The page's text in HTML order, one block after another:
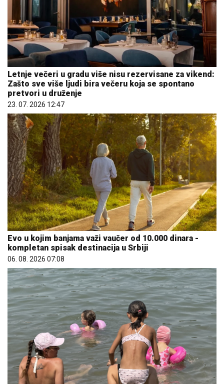
Letnje večeri u gradu više nisu rezervisane za vikend:
Zašto sve više ljudi bira večeru koja se spontano
pretvori u druženje
23. 07. 2026 12:47
Evo u kojim banjama važi vaučer od 10.000 dinara -
kompletan spisak destinacija u Srbiji
06. 08. 2026 07:08